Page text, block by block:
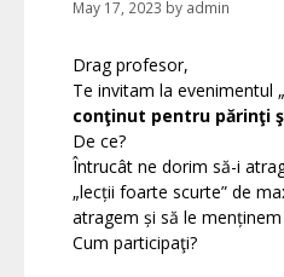
May 17, 2023 by admin
Drag profesor,
Te invitam la evenimentul „
conţinut pentru părinţi
De ce?
Întrucât ne dorim să-i
„lecții foarte scurte” de
atragem și să le
Cum participaţi?